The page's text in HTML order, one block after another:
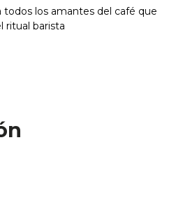
todos los amantes del café que
ritual barista